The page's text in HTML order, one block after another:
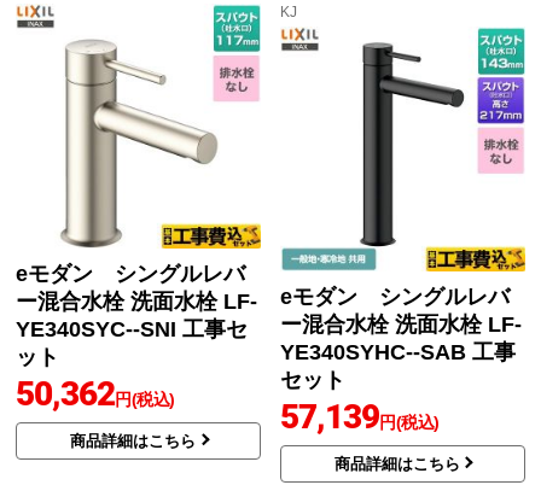
eモダン シングルレバ
ー混合水栓 洗面水栓 LF-
YE340SYC--SNI 工事セ
ット
50,362円(税込)
商品詳細はこちら
KJ
eモダン シングルレバ
ー混合水栓 洗面水栓 LF-
YE340SYHC--SAB 工事
セット
57,139円(税込)
商品詳細はこちら